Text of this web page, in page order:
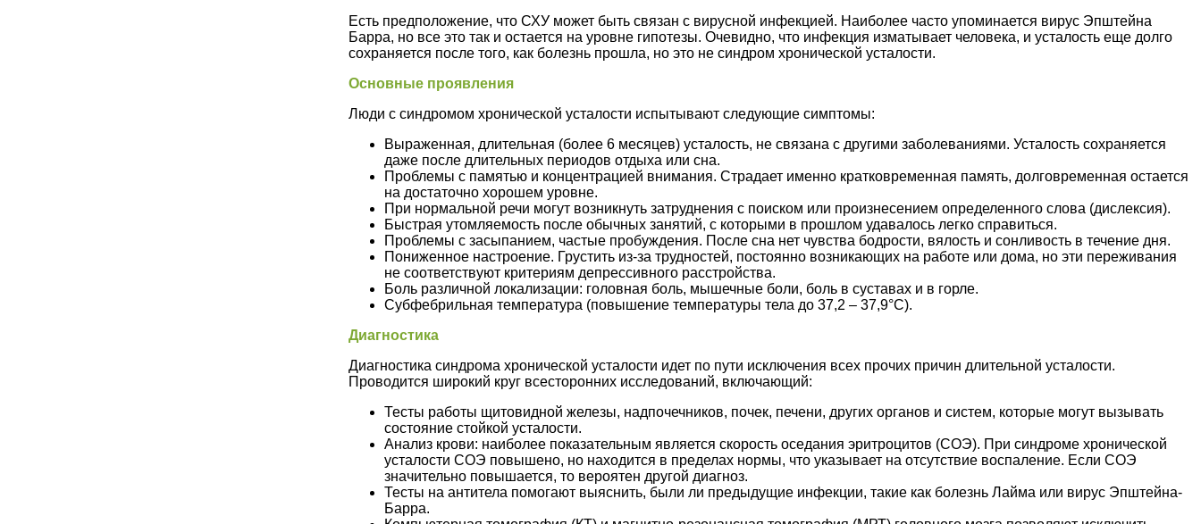
Есть предположение, что СХУ может быть связан с вирусной инфекцией. Наиболее часто упоминается вирус Эпштейна
Барра, но все это так и остается на уровне гипотезы. Очевидно, что инфекция изматывает человека, и усталость еще долго
сохраняется после того, как болезнь прошла, но это не синдром хронической усталости.
Основные проявления
Люди с синдромом хронической усталости испытывают следующие симптомы:
Выраженная, длительная (более 6 месяцев) усталость, не связана с другими заболеваниями. Усталость сохраняется
даже после длительных периодов отдыха или сна.
Проблемы с памятью и концентрацией внимания. Страдает именно кратковременная память, долговременная остается
на достаточно хорошем уровне.
При нормальной речи могут возникнуть затруднения с поиском или произнесением определенного слова (дислексия).
Быстрая утомляемость после обычных занятий, с которыми в прошлом удавалось легко справиться.
Проблемы с засыпанием, частые пробуждения. После сна нет чувства бодрости, вялость и сонливость в течение дня.
Пониженное настроение. Грустить из-за трудностей, постоянно возникающих на работе или дома, но эти переживания
не соответствуют критериям депрессивного расстройства.
Боль различной локализации: головная боль, мышечные боли, боль в суставах и в горле.
Субфебрильная температура (повышение температуры тела до 37,2 – 37,9°С).
Диагностика
Диагностика синдрома хронической усталости идет по пути исключения всех прочих причин длительной усталости.
Проводится широкий круг всесторонних исследований, включающий:
Тесты работы щитовидной железы, надпочечников, почек, печени, других органов и систем, которые могут вызывать
состояние стойкой усталости.
Анализ крови: наиболее показательным является скорость оседания эритроцитов (СОЭ). При синдроме хронической
усталости СОЭ повышено, но находится в пределах нормы, что указывает на отсутствие воспаление. Если СОЭ
значительно повышается, то вероятен другой диагноз.
Тесты на антитела помогают выяснить, были ли предыдущие инфекции, такие как болезнь Лайма или вирус Эпштейна-
Барра.